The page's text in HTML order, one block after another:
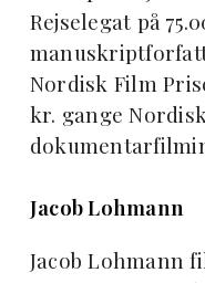
Rejselegat på
Nordisk Film
kr. gange
Jacob Lohmann
Jacob Lohmann